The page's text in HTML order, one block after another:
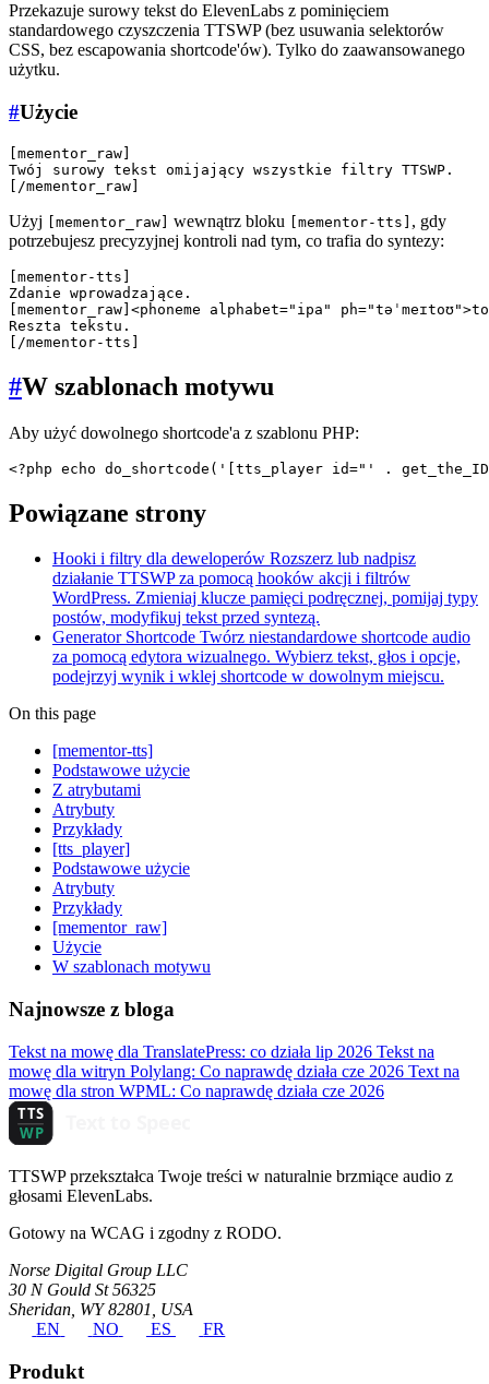
Przekazuje surowy tekst do ElevenLabs z pominięciem
standardowego czyszczenia TTSWP (bez usuwania selektorów
CSS, bez escapowania shortcode'ów). Tylko do zaawansowanego
użytku.
#Użycie
[mementor_raw]
Twój surowy tekst omijający wszystkie filtry TTSWP.
Użyj [mementor_raw] wewnątrz bloku [mementor-tts] , gdy
potrzebujesz precyzyjnej kontroli nad tym, co trafia do syntezy:
[mementor-tts]
Zdanie wprowadzające.
[mementor_raw]<phoneme alphabet="ipa"
Reszta tekstu.
#W szablonach motywu
Aby użyć dowolnego shortcode'a z szablonu PHP:
Powiązane strony
Hooki i filtry dla deweloperów Rozszerz lub nadpisz
działanie TTSWP za pomocą hooków akcji i filtrów
WordPress. Zmieniaj klucze pamięci podręcznej, pomijaj typy
postów, modyfikuj tekst przed syntezą.
Generator Shortcode Twórz niestandardowe shortcode audio
za pomocą edytora wizualnego. Wybierz tekst, głos i opcje,
podejrzyj wynik i wklej shortcode w dowolnym miejscu.
On this page
[mementor-tts]
Podstawowe użycie
Z atrybutami
Atrybuty
Przykłady
[tts_player]
Podstawowe użycie
Atrybuty
Przykłady
[mementor_raw]
Użycie
W szablonach motywu
Najnowsze z bloga
Tekst na mowę dla TranslatePress: co działa lip 2026 Tekst na
mowę dla witryn Polylang: Co naprawdę działa cze 2026 Text na
mowę dla stron WPML: Co naprawdę działa cze 2026
TTSWP przekształca Twoje treści w naturalnie brzmiące audio z
głosami ElevenLabs.
Gotowy na WCAG i zgodny z RODO.
Norse Digital Group LLC
30 N Gould St 56325
Sheridan, WY 82801, USA
EN
NO ES FR
Produkt